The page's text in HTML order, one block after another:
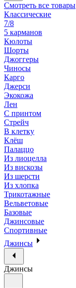
Смотреть все товары
Классические
7/8
5 карманов
Кюлоты
Шорты
Джоггеры
Чиносы
Карго
Джерси
Экокожа
Лен
С принтом
Стрейч
В клетку
Клёш
Палаццо
Из лиоцелла
Из вискозы
Из шерсти
Из хлопка
Трикотажные
Вельветовые
Базовые
Джинсовые
Спортивные
Джинсы
Джинсы